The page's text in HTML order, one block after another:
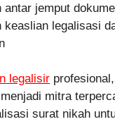
antar jemput
keaslian legalisasi
legalisir
mitra
surat nikah